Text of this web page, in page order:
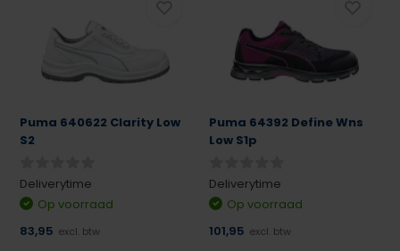
Puma 640622 Clarity Low
S2
Deliverytime
Op voorraad
83,95 excl. btw
Puma 64392 Define Wns
Low S1p
Deliverytime
Op voorraad
101,95 excl. btw